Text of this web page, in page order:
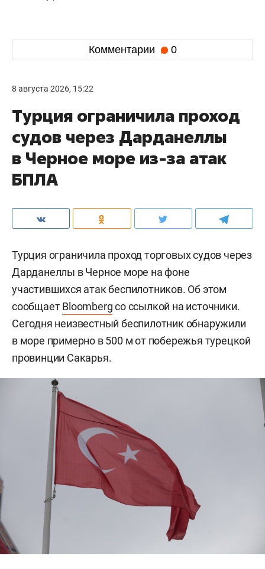
Комментарии 0
8 августа 2026, 15:22
Турция ограничила проход
судов через Дарданеллы
в Черное море из-за атак
БПЛА
Турция ограничила проход торговых судов через
Дарданеллы в Черное море на фоне
участившихся атак беспилотников. Об этом
сообщаетBloombergсо ссылкой на источники.
Сегодня неизвестный беспилотник обнаружили
в море примерно в 500 м от побережья турецкой
провинции Сакарья.